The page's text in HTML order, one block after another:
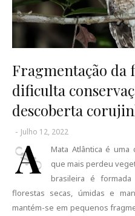
Fragmentação da
dificulta
descoberta
- Julho 12, 2022
A
Mata Atlântica é
que mais perdeu
brasileira é
florestas secas, úmidas e
mantém-se em pequenos